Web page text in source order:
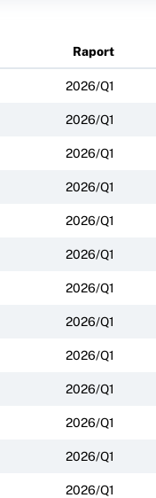
Raport
2026/Q1
2026/Q1
2026/Q1
2026/Q1
2026/Q1
2026/Q1
2026/Q1
2026/Q1
2026/Q1
2026/Q1
2026/Q1
2026/Q1
2026/Q1